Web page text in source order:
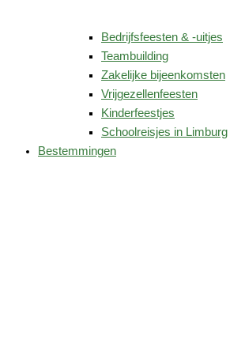
Bedrijfsfeesten & -uitjes
Teambuilding
Zakelijke bijeenkomsten
Vrijgezellenfeesten
Kinderfeestjes
Schoolreisjes in Limburg
Bestemmingen